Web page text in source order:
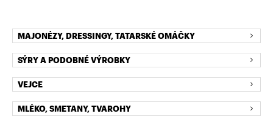
MAJONÉZY, DRESSINGY, TATARSKÉ OMÁČKY
SÝRY A PODOBNÉ VÝROBKY
VEJCE
MLÉKO, SMETANY, TVAROHY